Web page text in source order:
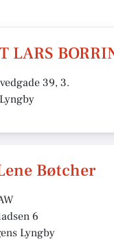
LARS
39, 3.
Bøtcher
6
Lyngby